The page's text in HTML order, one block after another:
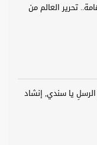
تحرير العالم من
يا سندي, إنشاد